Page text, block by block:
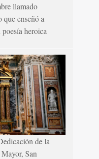
llamado
que enseñó a
heroica
de la
San